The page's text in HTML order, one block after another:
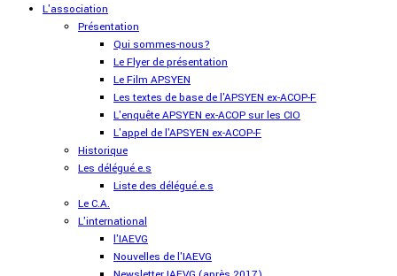
L'association
Présentation
Qui sommes-nous?
Le Flyer de présentation
Le Film APSYEN
Les textes de base de l'APSYEN ex-ACOP-F
L'enquête APSYEN ex-ACOP sur les CIO
L'appel de l'APSYEN ex-ACOP-F
Historique
Les délégué.e.s
Liste des délégué.e.s
Le C.A.
L'international
l'IAEVG
Nouvelles de l'IAEVG